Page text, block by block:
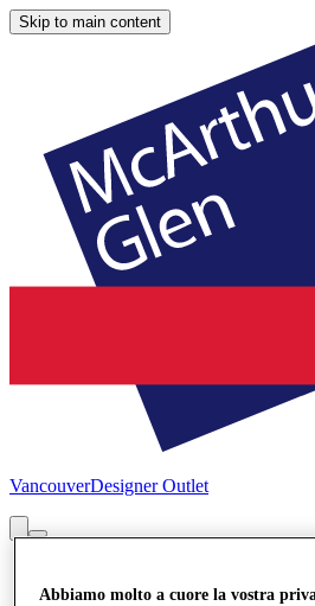
Skip to main content
VancouverDesigner Outlet
Abbiamo molto a cuore la vostra